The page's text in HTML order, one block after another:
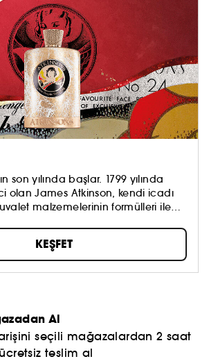
son yılında başlar. 1799 yılında
olan James Atkinson, kendi icadı
malzemelerinin formülleri ile
ayı yağı merhemiyle
Londra’ya geçti. Atkinson yalnız
kendini tamamen sahibine adamış
ilginç ekip Londra’ya varınca,
çok da uzun sürmedi. Çünkü
Çünkü kremi almak için
toplayıp, korkutucu ayı bulunan 44
mağazaya girmeleri
KEŞFET
Al
seçili mağazalardan 2 saat
teslim al